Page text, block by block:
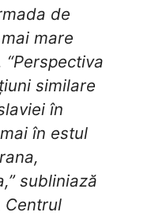
de
mare
similare
în
în estul
subliniază
Centrul